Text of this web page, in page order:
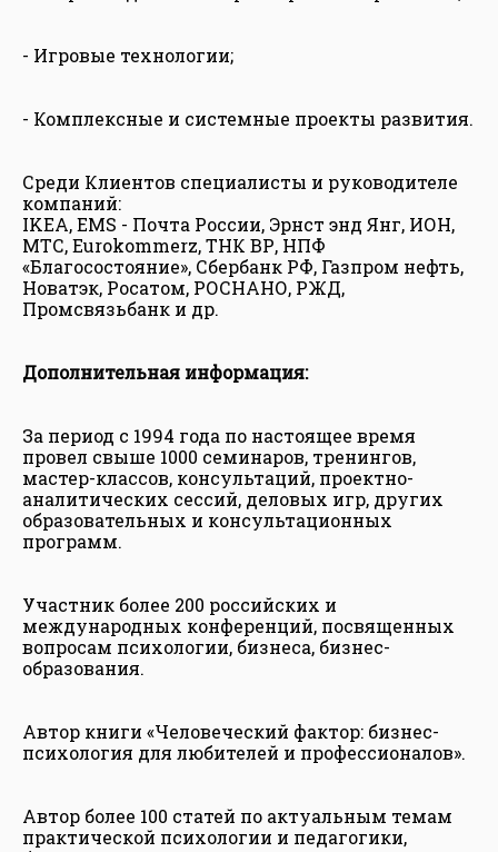
- Игровые технологии;
- Комплексные и системные проекты развития.
Среди Клиентов специалисты и руководителе
компаний:
IKEA, EMS - Почта России, Эрнст энд Янг, ИОН,
МТС, Eurokommerz, ТНК ВР, НПФ
«Благосостояние», Сбербанк РФ, Газпром нефть,
Новатэк, Росатом, РОСНАНО, РЖД,
Промсвязьбанк и др.
Дополнительная информация:
За период с 1994 года по настоящее время
провел свыше 1000 семинаров, тренингов,
мастер-классов, консультаций, проектно-
аналитических сессий, деловых игр, других
образовательных и консультационных
программ.
Участник более 200 российских и
международных конференций, посвященных
вопросам психологии, бизнеса, бизнес-
образования.
Автор книги «Человеческий фактор: бизнес-
психология для любителей и профессионалов».
Автор более 100 статей по актуальным темам
практической психологии и педагогики,